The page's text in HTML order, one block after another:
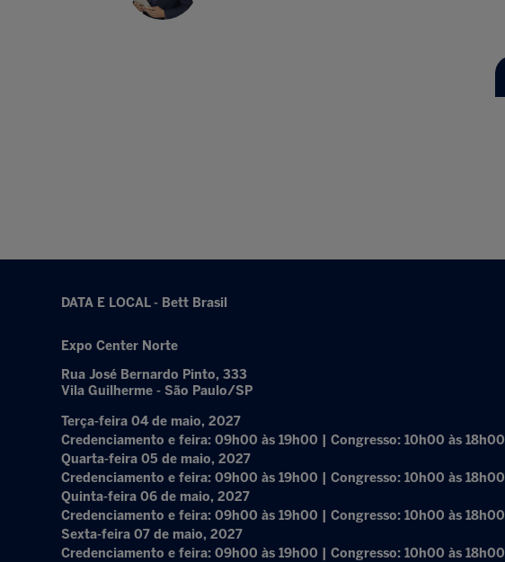
DATA E LOCAL - Bett Brasil
Expo Center Norte
Rua José Bernardo Pinto, 333
Vila Guilherme - São Paulo/SP
Terça-feira 04 de maio, 2027
Credenciamento e feira: 09h00 às 19h00 | Congresso: 10h00 às 18h00
Quarta-feira 05 de maio, 2027
Credenciamento e feira: 09h00 às 19h00 | Congresso: 10h00 às 18h00
Quinta-feira 06 de maio, 2027
Credenciamento e feira: 09h00 às 19h00 | Congresso: 10h00 às 18h00
Sexta-feira 07 de maio, 2027
Credenciamento e feira: 09h00 às 19h00 | Congresso: 10h00 às 18h00